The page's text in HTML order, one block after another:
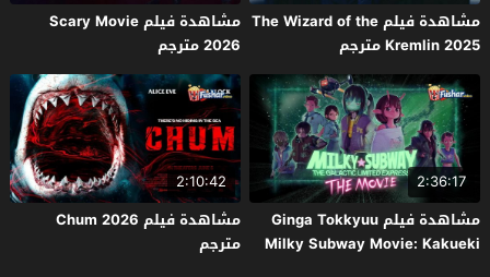
مشاهدة فيلم The Wizard of the
Kremlin 2025 مترجم
مشاهدة فيلم Scary Movie
2026 مترجم
2:36:17
مشاهدة فيلم Ginga Tokkyuu
Milky Subway Movie: Kakueki
2:10:42
مشاهدة فيلم Chum 2026
مترجم